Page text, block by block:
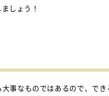
しょう！
事なものではあるので、で